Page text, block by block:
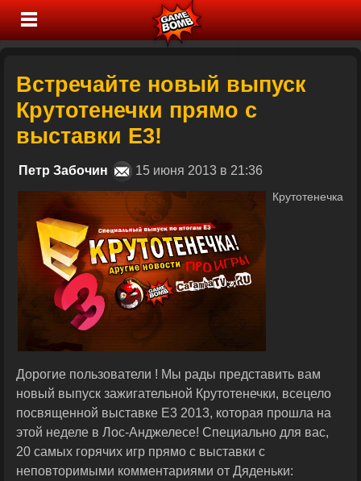
Встречайте новый выпуск
Крутотенечки прямо с
выставки Е3!
Петр Забочин 15 июня 2013 в 21:36
Крутотенечка
Дорогие пользователи ! Мы рады представить вам
новый выпуск зажигательной Крутотенечки, всецело
посвященной выставке Е3 2013, которая прошла на
этой неделе в Лос-Анджелесе! Специально для вас,
20 самых горячих игр прямо с выставки с
неповторимыми комментариями от Дяденьки: